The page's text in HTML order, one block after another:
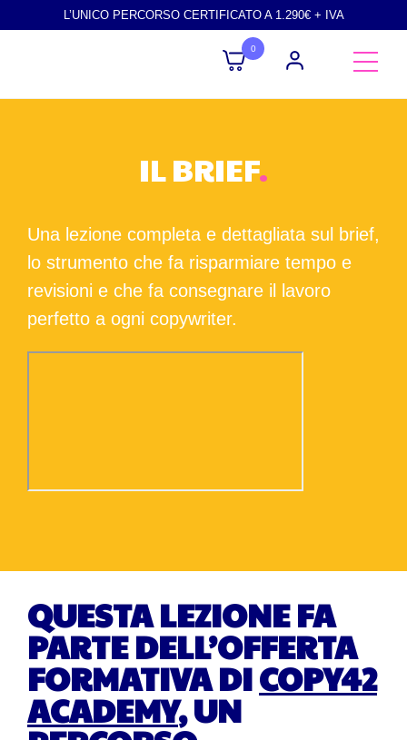
L’UNICO PERCORSO CERTIFICATO A 1.290€ + IVA
0
IL BRIEF.
Una lezione completa e dettagliata sul brief,
lo strumento che fa risparmiare tempo e
revisioni e che fa consegnare il lavoro
perfetto a ogni copywriter.
QUESTA LEZIONE FA
PARTE DELL’OFFERTA
FORMATIVA DICOPY42
ACADEMY, UN